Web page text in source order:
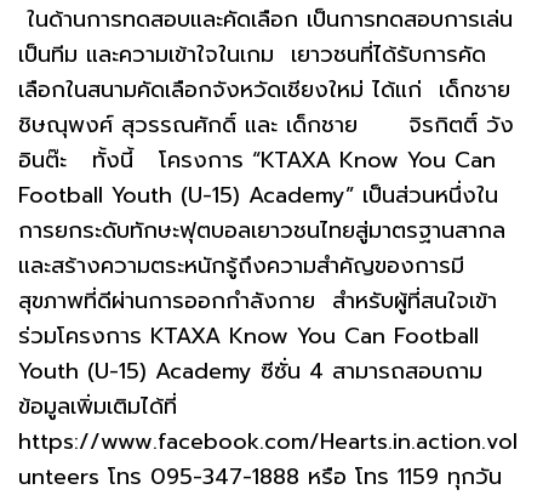
ในด้านการทดสอบและคัดเลือก เป็นการทดสอบการเล่น
เป็นทีม และความเข้าใจในเกม เยาวชนที่ได้รับการคัด
เลือกในสนามคัดเลือกจังหวัดเชียงใหม่ ได้แก่ เด็กชาย
ชิษณุพงศ์ สุวรรณศักดิ์ และ เด็กชาย จิรกิตติ์ วัง
อินต๊ะ ทั้งนี้ โครงการ “KTAXA Know You Can
Football Youth (U-15) Academy” เป็นส่วนหนึ่งใน
การยกระดับทักษะฟุตบอลเยาวชนไทยสู่มาตรฐานสากล
และสร้างความตระหนักรู้ถึงความสำคัญของการมี
สุขภาพที่ดีผ่านการออกกำลังกาย สำหรับผู้ที่สนใจเข้า
ร่วมโครงการ KTAXA Know You Can Football
Youth (U-15) Academy ซีซั่น 4 สามารถสอบถาม
ข้อมูลเพิ่มเติมได้ที่
https://www.facebook.com/Hearts.in.action.vol
unteers โทร 095-347-1888 หรือ โทร 1159 ทุกวัน